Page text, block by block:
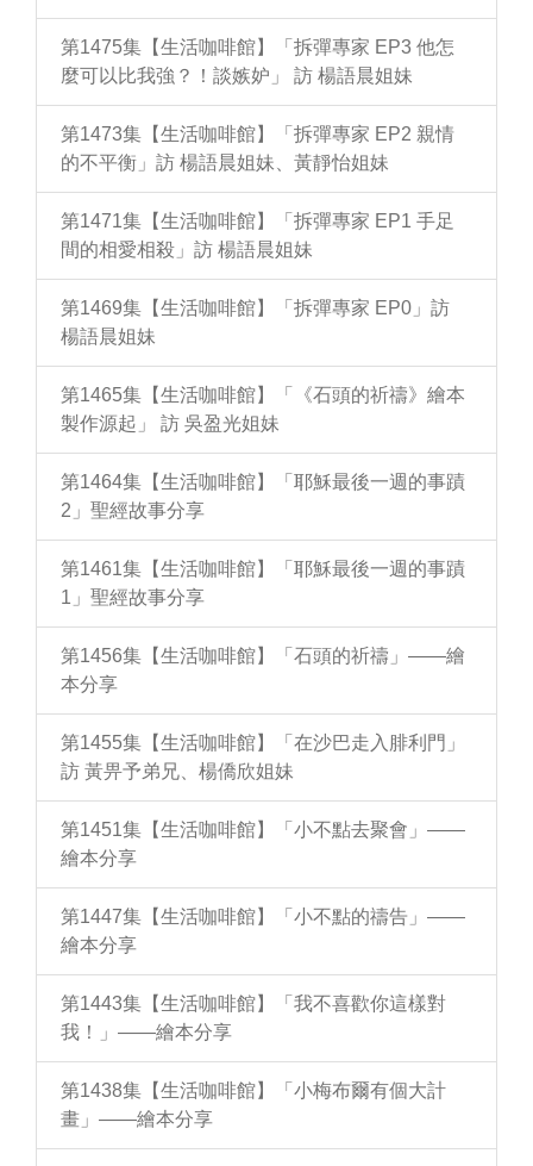
第1475集【生活咖啡館】「拆彈專家 EP3 他怎
麼可以比我強？！談嫉妒」 訪 楊語晨姐妹
第1473集【生活咖啡館】「拆彈專家 EP2 親情
的不平衡」訪 楊語晨姐妹、黃靜怡姐妹
第1471集【生活咖啡館】「拆彈專家 EP1 手足
間的相愛相殺」訪 楊語晨姐妹
第1469集【生活咖啡館】「拆彈專家 EP0」訪
楊語晨姐妹
第1465集【生活咖啡館】「《石頭的祈禱》繪本
製作源起」 訪 吳盈光姐妹
第1464集【生活咖啡館】「耶穌最後一週的事蹟
2」聖經故事分享
第1461集【生活咖啡館】「耶穌最後一週的事蹟
1」聖經故事分享
第1456集【生活咖啡館】「石頭的祈禱」——繪
本分享
第1455集【生活咖啡館】「在沙巴走入腓利門」
訪 黃畀予弟兄、楊僑欣姐妹
第1451集【生活咖啡館】「小不點去聚會」——
繪本分享
第1447集【生活咖啡館】「小不點的禱告」——
繪本分享
第1443集【生活咖啡館】「我不喜歡你這樣對
我！」——繪本分享
第1438集【生活咖啡館】「小梅布爾有個大計
畫」——繪本分享